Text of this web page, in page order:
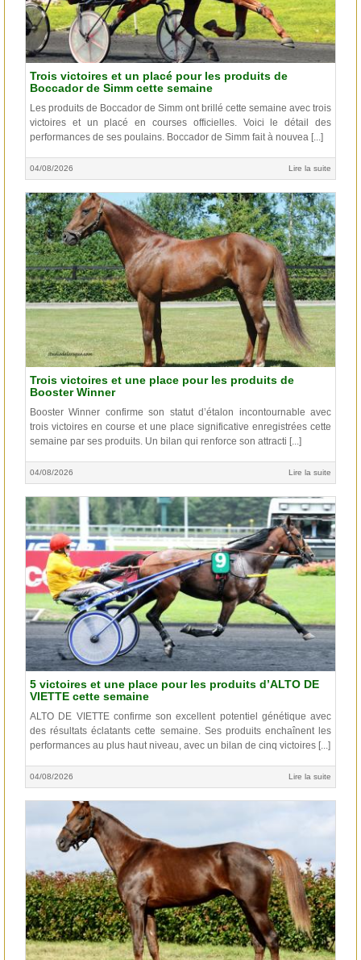
Trois victoires et un placé pour les produits de
Boccador de Simm cette semaine
Les produits de Boccador de Simm ont brillé cette semaine avec trois
victoires et un placé en courses officielles. Voici le détail des
performances de ses poulains. Boccador de Simm fait à nouvea [...]
04/08/2026 Lire la suite
Trois victoires et une place pour les produits de
Booster Winner
Booster Winner confirme son statut d’étalon incontournable avec
trois victoires en course et une place significative enregistrées cette
semaine par ses produits. Un bilan qui renforce son attracti [...]
04/08/2026 Lire la suite
5 victoires et une place pour les produits d’ALTO DE
VIETTE cette semaine
ALTO DE VIETTE confirme son excellent potentiel génétique avec
des résultats éclatants cette semaine. Ses produits enchaînent les
performances au plus haut niveau, avec un bilan de cinq victoires [...]
04/08/2026 Lire la suite